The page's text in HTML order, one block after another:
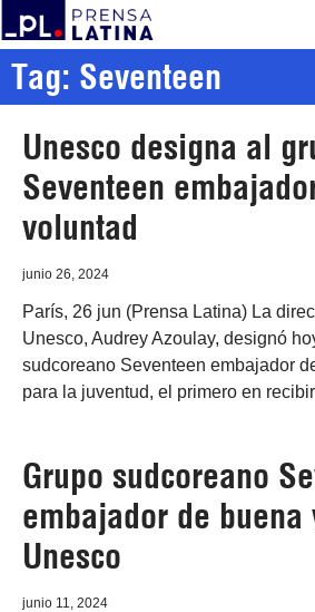
Tag: Seventeen
Unesco designa al
Seventeen
voluntad
junio 26, 2024
París, 26 jun (Prensa Latina) La
Unesco, Audrey Azoulay, designó
sudcoreano Seventeen embajador
para la juventud, el primero en
Grupo sudcoreano
embajador de buena
Unesco
junio 11, 2024